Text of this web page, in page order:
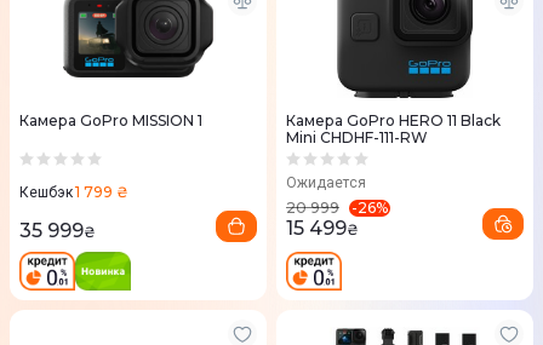
Камера GoPro MISSION 1
Кешбэк1 799 ₴
35 999₴
Камера GoPro HERO 11 Black
Mini CHDHF-111-RW
Ожидается
20 999 -26%
15 499₴